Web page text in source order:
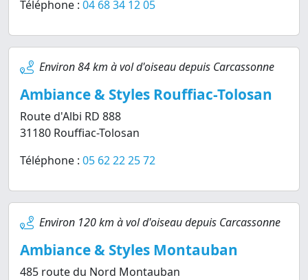
Téléphone : 04 68 34 12 05
Environ 84 km à vol d'oiseau depuis Carcassonne
Ambiance & Styles Rouffiac-Tolosan
Route d'Albi RD 888
31180 Rouffiac-Tolosan
Téléphone : 05 62 22 25 72
Environ 120 km à vol d'oiseau depuis Carcassonne
Ambiance & Styles Montauban
485 route du Nord Montauban